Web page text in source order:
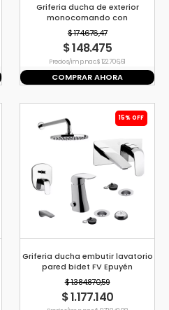
Griferia ducha de exterior
monocomando con
transferencia Piazza Oggi
$ 174.676,47
$ 148.475
Precio s/imp. nac. $ 122.706,61
COMPRAR AHORA
15% OFF
Griferia ducha embutir lavatorio
pared bidet FV Epuyén
$ 1.384.870,59
$ 1.177.140